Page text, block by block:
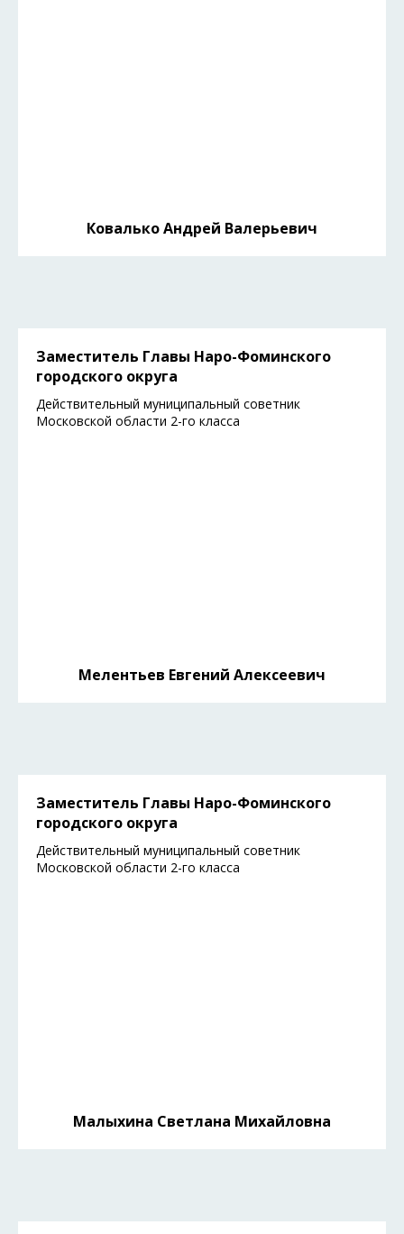
Ковалько Андрей Валерьевич
Заместитель Главы Наро-Фоминского
городского округа
Действительный муниципальный советник
Московской области 2-го класса
Мелентьев Евгений Алексеевич
Заместитель Главы Наро-Фоминского
городского округа
Действительный муниципальный советник
Московской области 2-го класса
Малыхина Светлана Михайловна